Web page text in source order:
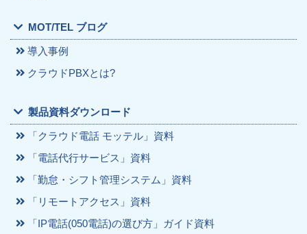
MOT/TEL ブログ
導入事例
クラウドPBXとは?
製品資料ダウンロード
「クラウド電話 モッテル」資料
「電話代行サービス」資料
「勤怠・シフト管理システム」資料
「リモートアクセス」資料
「IP電話(050電話)の選び方」ガイド資料